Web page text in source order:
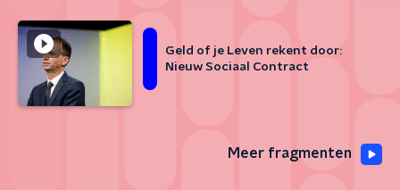
Geld of je Leven rekent door:
Nieuw Sociaal Contract
Meer fragmenten